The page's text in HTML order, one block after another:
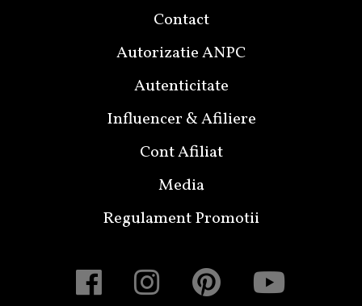
Contact
Autorizatie ANPC
Autenticitate
Influencer & Afiliere
Cont Afiliat
Media
Regulament Promotii